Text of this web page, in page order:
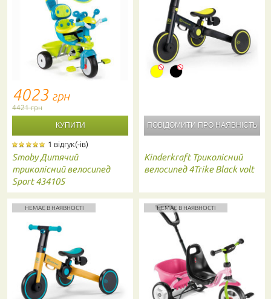
4023 грн
4421 грн
1 відгук(-ів)
Smoby Дитячий
триколісний велосипед
Sport 434105
ПОВІДОМИТИ ПРО НАЯВНІСТЬ
Kinderkraft Триколісний
велосипед 4Trike Black volt
НЕМАЄ В НАЯВНОСТІ НЕМАЄ В НАЯВНОСТІ